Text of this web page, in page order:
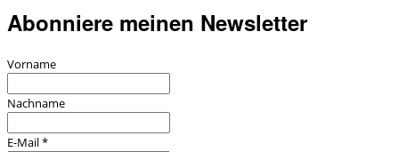
Abonniere meinen Newsletter
Vorname
Nachname
E-Mail*